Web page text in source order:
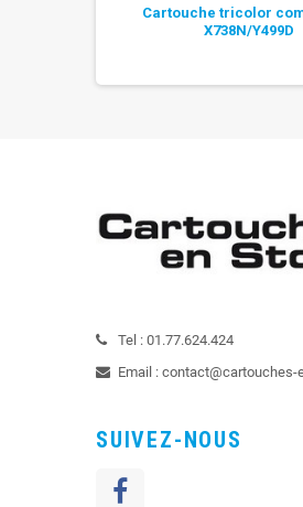
Cartouche tricolor
X738N/Y499D
Tel : 01.77.624.424
Email : contact@cartouches-
SUIVEZ-NOUS